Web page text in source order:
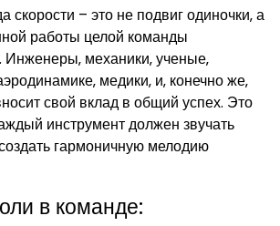
скорости – это не подвиг одиночки‚ а
работы целой команды
механики‚ ученые‚
медики‚ и‚ конечно же‚
свой вклад в общий успех. Это
инструмент должен звучать
гармоничную мелодию
в команде: